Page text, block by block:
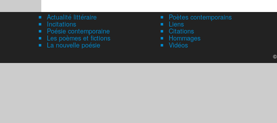
Actualité littéraire
Incitations
Poésie contemporaine
Les poèmes et fictions
La nouvelle poésie
Poètes contemporains
Liens
Citations
Hommages
Vidéos